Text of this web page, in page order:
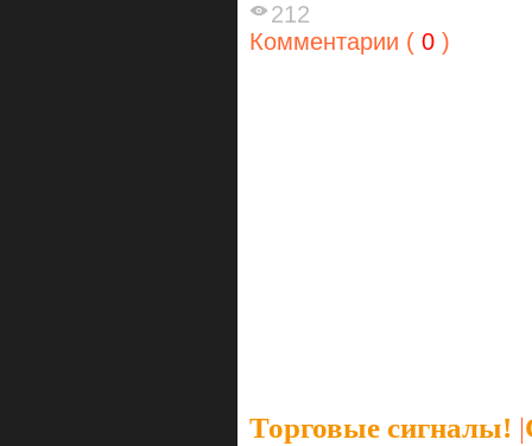
212
Комментарии ( 0 )
Торговые сигналы! |